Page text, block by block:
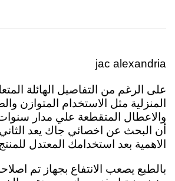
jac alexandria
على الرغم من التفاصيل الهائلة
المنزلية مثل الاستخدام المتوازن
والاعطال المتقطعة علي مدار سنوات
أن البحث عن اخصائي جاك يعد
الاهمية بعد استخدامك المعتدل
بالطبع يصعب الانتفاع بجهاز تم